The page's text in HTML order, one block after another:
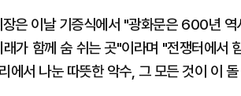
은 이날 기증식에서 "광화문은 600년
가 함께 숨 쉬는 곳"이라며 "전쟁터에서
에서 나눈 따뜻한 악수, 그 모든 것이 이